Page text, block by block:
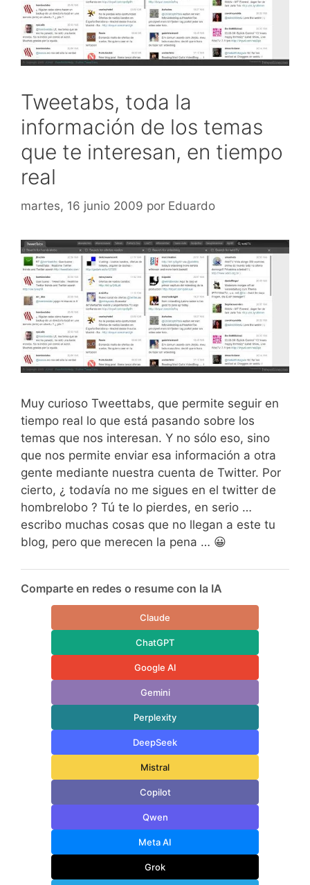
Tweetabs, toda la
información de los temas
que te interesan, en tiempo
real
martes, 16 junio 2009 por Eduardo
Muy curioso Tweettabs, que permite seguir en
tiempo real lo que está pasando sobre los
temas que nos interesan. Y no sólo eso, sino
que nos permite enviar esa información a otra
gente mediante nuestra cuenta de Twitter. Por
cierto, ¿ todavía no me sigues en el twitter de
hombrelobo ? Tú te lo pierdes, en serio …
escribo muchas cosas que no llegan a este tu
blog, pero que merecen la pena … 😀
Comparte en redes o resume con la IA
Claude
ChatGPT
Google AI
Gemini
Perplexity
DeepSeek
Mistral
Copilot
Qwen
Meta AI
Grok